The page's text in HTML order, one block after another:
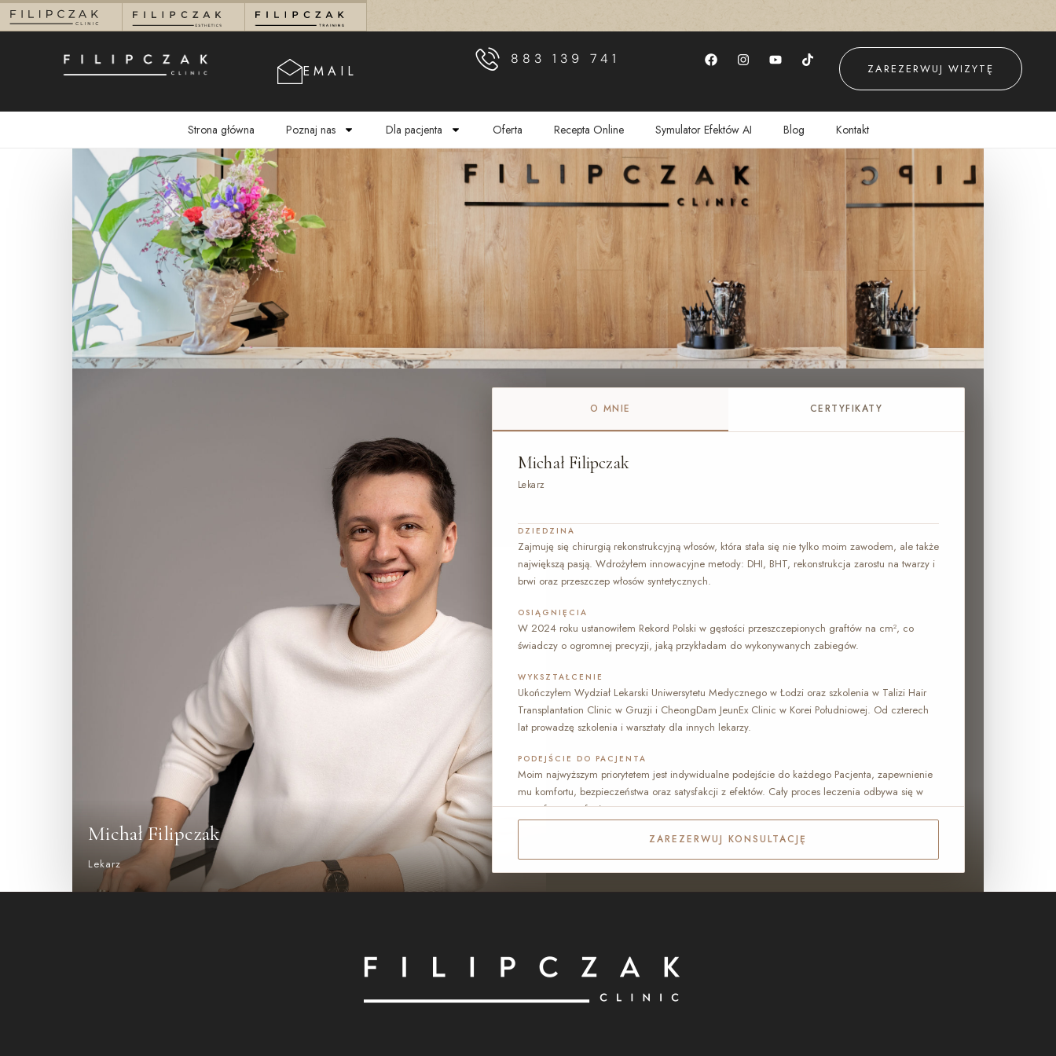
EMAIL
883 139 741
ZAREZERWUJ WIZYTĘ
Strona główna Poznaj nas Dla pacjenta Oferta Recepta Online Symulator Efektów AI Blog Kontakt
Michał Filipczak
Lekarz
O MNIE CERTYFIKATY
Michał Filipczak
Lekarz
DZIEDZINA
Zajmuję się chirurgią rekonstrukcyjną włosów, która stała się nie tylko moim zawodem, ale także
największą pasją. Wdrożyłem innowacyjne metody: DHI, BHT, rekonstrukcja zarostu na twarzy i
brwi oraz przeszczep włosów syntetycznych.
OSIĄGNIĘCIA
W 2024 roku ustanowiłem Rekord Polski w gęstości przeszczepionych graftów na cm², co
świadczy o ogromnej precyzji, jaką przykładam do wykonywanych zabiegów.
WYKSZTAŁCENIE
Ukończyłem Wydział Lekarski Uniwersytetu Medycznego w Łodzi oraz szkolenia w Talizi Hair
Transplantation Clinic w Gruzji i CheongDam JeunEx Clinic w Korei Południowej. Od czterech
lat prowadzę szkolenia i warsztaty dla innych lekarzy.
PODEJŚCIE DO PACJENTA
Moim najwyższym priorytetem jest indywidualne podejście do każdego Pacjenta, zapewnienie
mu komfortu, bezpieczeństwa oraz satysfakcji z efektów. Cały proces leczenia odbywa się w
atmosferze zaufania.
ZAREZERWUJ KONSULTACJĘ